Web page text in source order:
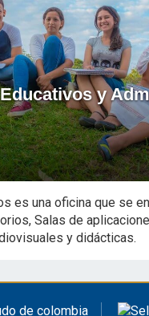
y
es una oficina que se
Salas de
y didácticas.